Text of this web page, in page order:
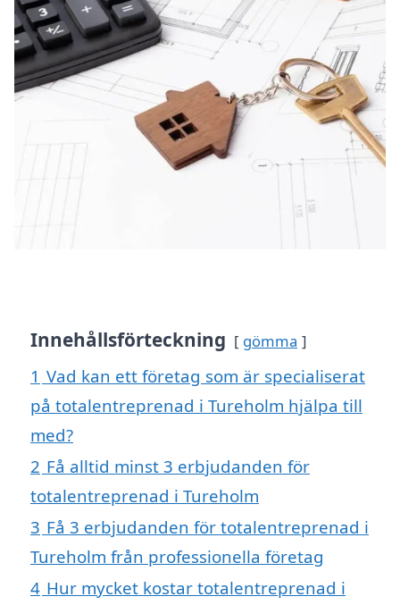
Innehållsförteckning gömma
1 Vad kan ett företag som är specialiserat
på totalentreprenad i Tureholm hjälpa till
med?
2 Få alltid minst 3 erbjudanden för
totalentreprenad i Tureholm
3 Få 3 erbjudanden för totalentreprenad i
Tureholm från professionella företag
4 Hur mycket kostar totalentreprenad i